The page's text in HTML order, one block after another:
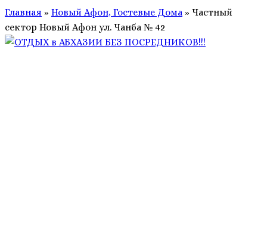
Главная » Новый Афон, Гостевые Дома » Частный
сектор Новый Афон ул. Чанба № 42